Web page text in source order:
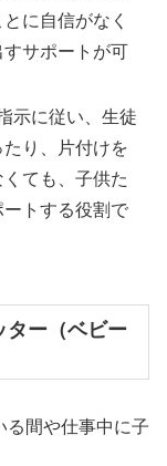
に自信がなく
サポートが可
示に従い、生徒
り、片付けを
ても、子供た
トする役割で
ター（ベビー
る間や仕事中に子